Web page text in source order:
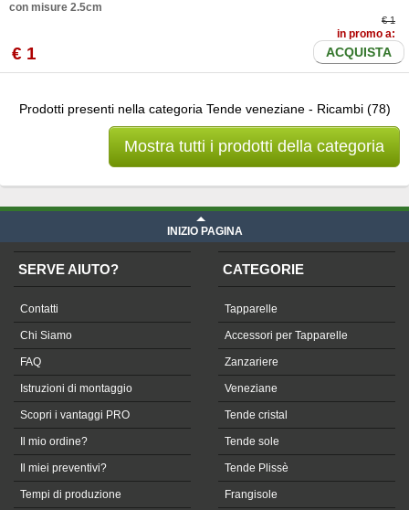
con misure 2.5cm
€ 1
in promo a:
€ 1 ACQUISTA
Prodotti presenti nella categoria Tende veneziane - Ricambi (78)
Mostra tutti i prodotti della categoria
INIZIO PAGINA
SERVE AIUTO?
Contatti
Chi Siamo
FAQ
Istruzioni di montaggio
Scopri i vantaggi PRO
Il mio ordine?
Il miei preventivi?
Tempi di produzione
CATEGORIE
Tapparelle
Accessori per Tapparelle
Zanzariere
Veneziane
Tende cristal
Tende sole
Tende Plissè
Frangisole